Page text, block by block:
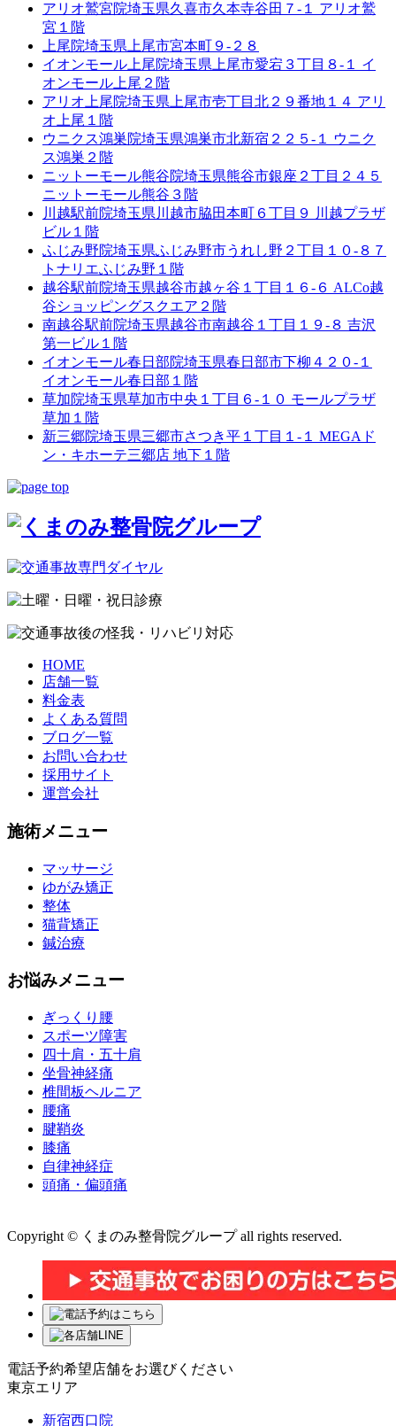
アリオ鷲宮院埼玉県久喜市久本寺谷田７-１ アリオ鷲
宮１階
上尾院埼玉県上尾市宮本町９-２８
イオンモール上尾院埼玉県上尾市愛宕３丁目８-１ イ
オンモール上尾２階
アリオ上尾院埼玉県上尾市壱丁目北２９番地１４ アリ
オ上尾１階
ウニクス鴻巣院埼玉県鴻巣市北新宿２２５-１ ウニク
ス鴻巣２階
ニットーモール熊谷院埼玉県熊谷市銀座２丁目２４５
ニットーモール熊谷３階
川越駅前院埼玉県川越市脇田本町６丁目９ 川越プラザ
ビル１階
ふじみ野院埼玉県ふじみ野市うれし野２丁目１０-８７
トナリエふじみ野１階
越谷駅前院埼玉県越谷市越ヶ谷１丁目１６-６ ALCo越
谷ショッピングスクエア２階
南越谷駅前院埼玉県越谷市南越谷１丁目１９-８ 吉沢
第一ビル１階
イオンモール春日部院埼玉県春日部市下柳４２０-１
イオンモール春日部１階
草加院埼玉県草加市中央１丁目６-１０ モールプラザ
草加１階
新三郷院埼玉県三郷市さつき平１丁目１-１ MEGAド
ン・キホーテ三郷店 地下１階
HOME
店舗一覧
料金表
よくある質問
ブログ一覧
お問い合わせ
採用サイト
運営会社
施術メニュー
マッサージ
ゆがみ矯正
整体
猫背矯正
鍼治療
お悩みメニュー
ぎっくり腰
スポーツ障害
四十肩・五十肩
坐骨神経痛
椎間板ヘルニア
腰痛
腱鞘炎
膝痛
自律神経症
頭痛・偏頭痛
Copyright © くまのみ整骨院グループ all rights reserved.
電話予約希望店舗をお選びください
東京エリア
新宿西口院